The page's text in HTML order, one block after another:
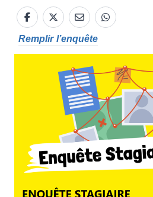
Remplir l’enquête